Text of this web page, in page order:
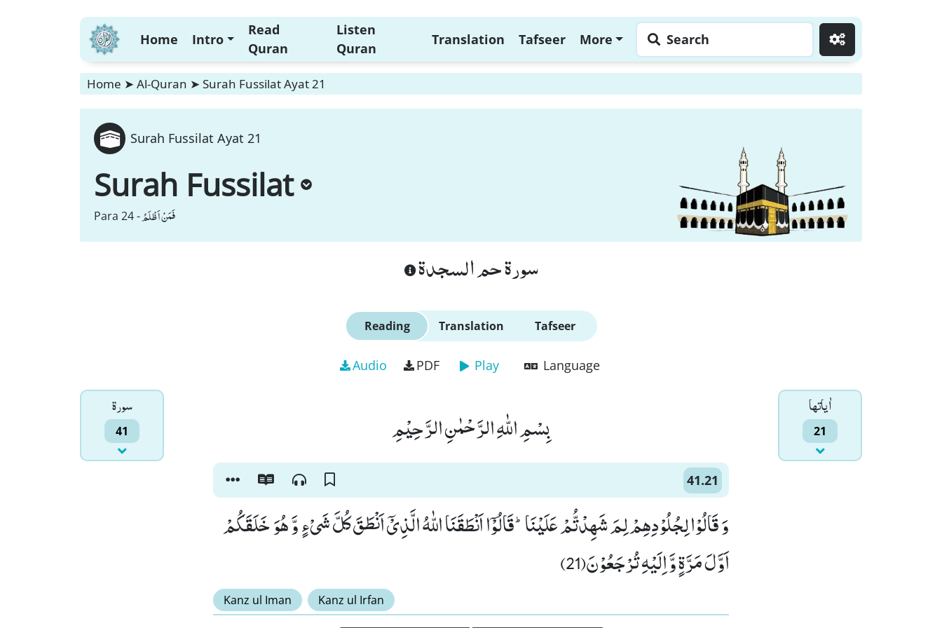
Home Intro
Read
Quran
Listen
Quran
Translation Tafseer More Search
Home ➤ Al-Quran ➤ Surah Fussilat Ayat 21
Surah Fussilat Ayat 21
Surah Fussilat
Para 24 -فَمَنْ اَظْلَمُ
سورة حم السجدة
Reading Translation Tafseer
Audio PDF Play Language
سورۃ
41
اٰياتها
21 بِسْمِ اللّٰهِ الرَّحْمٰنِ الرَّحِیْمِ
41.21
وَ قَالُوْا لِجُلُوْدِهِمْ لِمَ شَهِدْتُّمْ عَلَیْنَاؕ-قَالُوْۤا اَنْطَقَنَا اللّٰهُ الَّذِیْۤ اَنْطَقَ كُلَّ شَیْءٍ وَّ هُوَ خَلَقَكُمْ
اَوَّلَ مَرَّةٍ وَّ اِلَیْهِ تُرْجَعُوْنَ(21)
Kanz ul Iman Kanz ul Irfan